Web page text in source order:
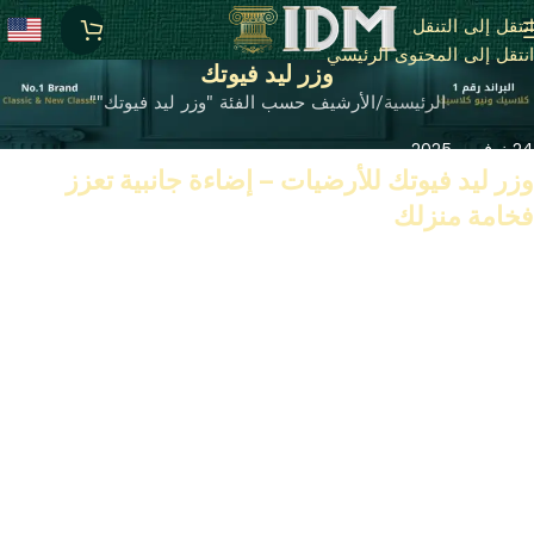
انتقل إلى التنقل
انتقل إلى المحتوى الرئيسي
وزر ليد فيوتك
الرئيسية الأرشيف حسب الفئة "وزر ليد فيوتك""
24 نوفمبر 2025
وزر ليد فيوتك للأرضيات – إضاءة جانبية تعزز
فخامة منزلك